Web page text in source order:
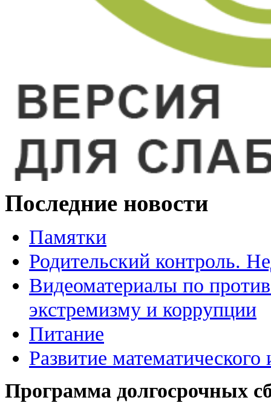
Последние новости
Памятки
Родительский контроль.
Видеоматериалы по
экстремизму и коррупции
Питание
Развитие
Программа долгосрочных